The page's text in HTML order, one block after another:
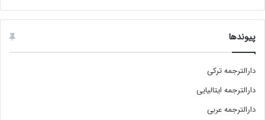
پیوندها
دارالترجمه ترکی
دارالترجمه ایتالیایی
دارالترجمه عربی